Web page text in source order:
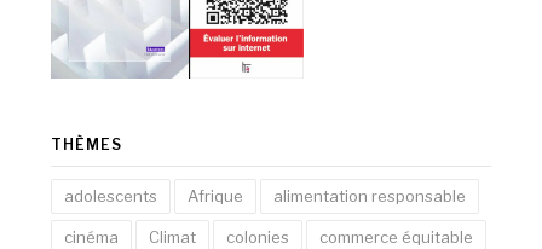
THÈMES
adolescents Afrique alimentation responsable
cinéma Climat colonies commerce équitable